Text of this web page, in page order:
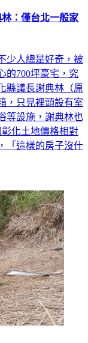
：僅台北一般家
少人總是好奇，被
的700坪豪宅，究
縣議長謝典林（原
，只見裡頭設有室
等設施，謝典林也
化土地價格相對
「這樣的房子沒什